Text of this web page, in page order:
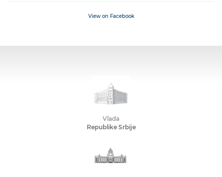
View on Facebook
Vlada
Republike Srbije